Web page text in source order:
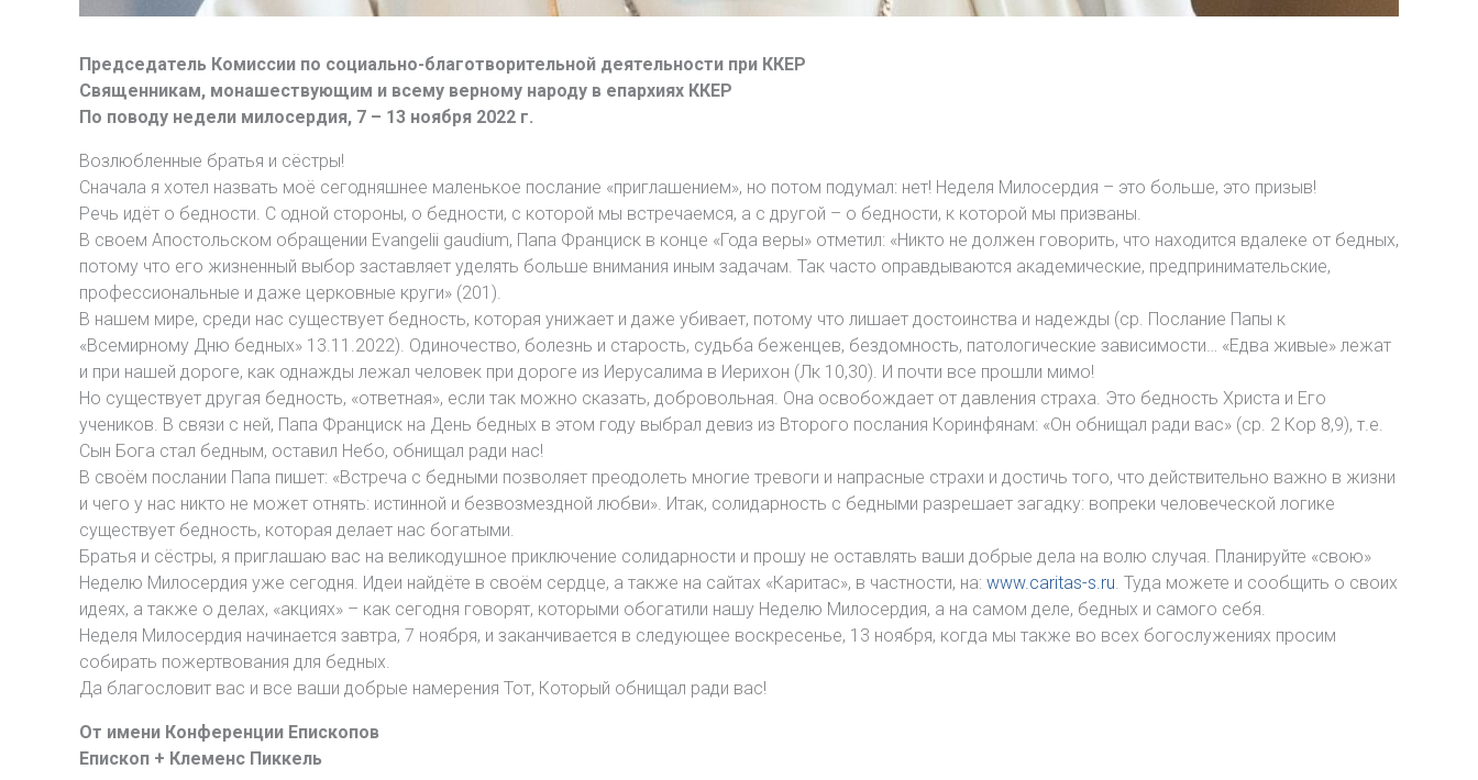
Председатель Комиссии по социально-благотворительной деятельности при ККЕР
Священникам, монашествующим и всему верному народу в епархиях ККЕР
По поводу недели милосердия, 7 – 13 ноября 2022 г.
Возлюбленные братья и сёстры!
Сначала я хотел назвать моё сегодняшнее маленькое послание «приглашением», но потом подумал: нет! Неделя Милосердия – это больше, это призыв!
Речь идёт о бедности. С одной стороны, о бедности, с которой мы встречаемся, а с другой – о бедности, к которой мы призваны.
В своем Апостольском обращении Evangelii gaudium, Папа Франциск в конце «Года веры» отметил: «Никто не должен говорить, что находится вдалеке от бедных,
потому что его жизненный выбор заставляет уделять больше внимания иным задачам. Так часто оправдываются академические, предпринимательские,
профессиональные и даже церковные круги» (201).
В нашем мире, среди нас существует бедность, которая унижает и даже убивает, потому что лишает достоинства и надежды (ср. Послание Папы к
«Всемирному Дню бедных» 13.11.2022). Одиночество, болезнь и старость, судьба беженцев, бездомность, патологические зависимости… «Едва живые» лежат
и при нашей дороге, как однажды лежал человек при дороге из Иерусалима в Иерихон (Лк 10,30). И почти все прошли мимо!
Но существует другая бедность, «ответная», если так можно сказать, добровольная. Она освобождает от давления страха. Это бедность Христа и Его
учеников. В связи с ней, Папа Франциск на День бедных в этом году выбрал девиз из Второго послания Коринфянам: «Он обнищал ради вас» (ср. 2 Кор 8,9), т.е.
Сын Бога стал бедным, оставил Небо, обнищал ради нас!
В своём послании Папа пишет: «Встреча с бедными позволяет преодолеть многие тревоги и напрасные страхи и достичь того, что действительно важно в жизни
и чего у нас никто не может отнять: истинной и безвозмездной любви». Итак, солидарность с бедными разрешает загадку: вопреки человеческой логике
существует бедность, которая делает нас богатыми.
Братья и сёстры, я приглашаю вас на великодушное приключение солидарности и прошу не оставлять ваши добрые дела на волю случая. Планируйте «свою»
Неделю Милосердия уже сегодня. Идеи найдёте в своём сердце, а также на сайтах «Каритас», в частности, на: www.caritas-s.ru. Туда можете и сообщить о своих
идеях, а также о делах, «акциях» – как сегодня говорят, которыми обогатили нашу Неделю Милосердия, а на самом деле, бедных и самого себя.
Неделя Милосердия начинается завтра, 7 ноября, и заканчивается в следующее воскресенье, 13 ноября, когда мы также во всех богослужениях просим
собирать пожертвования для бедных.
Да благословит вас и все ваши добрые намерения Тот, Который обнищал ради вас!
От имени Конференции Епископов
Епископ + Клеменс Пиккель